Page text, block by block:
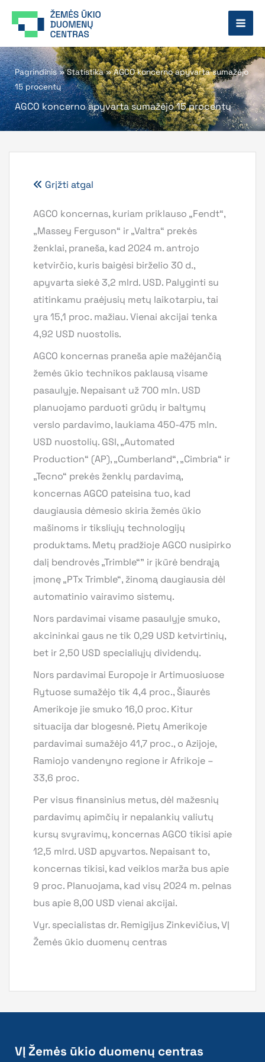
prie
Pagrindinis»Statistika»AGCO koncerno apyvarta sumažėjo
15 procentų
AGCO koncerno apyvarta sumažėjo 15 procentų
Grįžti atgal
AGCO koncernas, kuriam priklauso „Fendt“,
„Massey Ferguson“ ir „Valtra“ prekės
ženklai, praneša, kad 2024 m. antrojo
ketvirčio, kuris baigėsi birželio 30 d.,
apyvarta siekė 3,2 mlrd. USD. Palyginti su
atitinkamu praėjusių metų laikotarpiu, tai
yra 15,1 proc. mažiau. Vienai akcijai tenka
4,92 USD nuostolis.
AGCO koncernas praneša apie mažėjančią
žemės ūkio technikos paklausą visame
pasaulyje. Nepaisant už 700 mln. USD
planuojamo parduoti grūdų ir baltymų
verslo pardavimo, laukiama 450-475 mln.
USD nuostolių. GSI, „Automated
Production“ (AP), „Cumberland“, „Cimbria“ ir
„Tecno“ prekės ženklų pardavimą,
koncernas AGCO pateisina tuo, kad
daugiausia dėmesio skiria žemės ūkio
mašinoms ir tiksliųjų technologijų
produktams. Metų pradžioje AGCO nusipirko
dalį bendrovės „Trimble“” ir įkūrė bendrąją
įmonę „PTx Trimble“, žinomą daugiausia dėl
automatinio vairavimo sistemų.
Nors pardavimai visame pasaulyje smuko,
akcininkai gaus ne tik 0,29 USD ketvirtinių,
bet ir 2,50 USD specialiųjų dividendų.
Nors pardavimai Europoje ir Artimuosiuose
Rytuose sumažėjo tik 4,4 proc., Šiaurės
Amerikoje jie smuko 16,0 proc. Kitur
situacija dar blogesnė. Pietų Amerikoje
pardavimai sumažėjo 41,7 proc., o Azijoje,
Ramiojo vandenyno regione ir Afrikoje –
33,6 proc.
Per visus finansinius metus, dėl mažesnių
pardavimų apimčių ir nepalankių valiutų
kursų svyravimų, koncernas AGCO tikisi apie
12,5 mlrd. USD apyvartos. Nepaisant to,
koncernas tikisi, kad veiklos marža bus apie
9 proc. Planuojama, kad visų 2024 m. pelnas
bus apie 8,00 USD vienai akcijai.
Vyr. specialistas dr. Remigijus Zinkevičius, VĮ
Žemės ūkio duomenų centras
VĮ Žemės ūkio duomenų centras